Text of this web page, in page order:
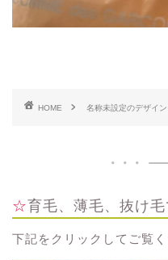
HOME 名称未設定のデザイ
☆育毛、薄毛、抜け
下記をクリックしてご覧く